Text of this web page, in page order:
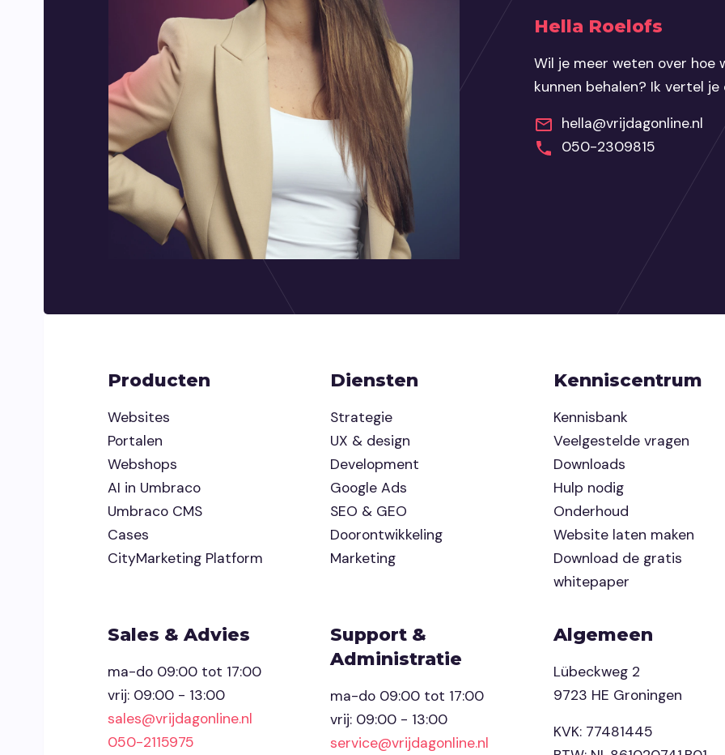
Hella Roelofs
Wil je meer weten over hoe
kunnen behalen? Ik vertel
hella@vrijdagonline.nl
050-2309815
Producten
Websites
Portalen
Webshops
AI in Umbraco
Umbraco CMS
Cases
CityMarketing Platform
Diensten
Strategie
UX & design
Development
Google Ads
SEO & GEO
Doorontwikkeling
Marketing
Kenniscentrum
Kennisbank
Veelgestelde vragen
Downloads
Hulp nodig
Onderhoud
Website laten maken
Download de gratis
whitepaper
Sales & Advies
ma-do 09:00 tot 17:00
vrij: 09:00 - 13:00
sales@vrijdagonline.nl
050-2115975
Support &
Administratie
ma-do 09:00 tot 17:00
vrij: 09:00 - 13:00
service@vrijdagonline.nl
Algemeen
Lübeckweg 2
9723 HE Groningen
KVK: 77481445